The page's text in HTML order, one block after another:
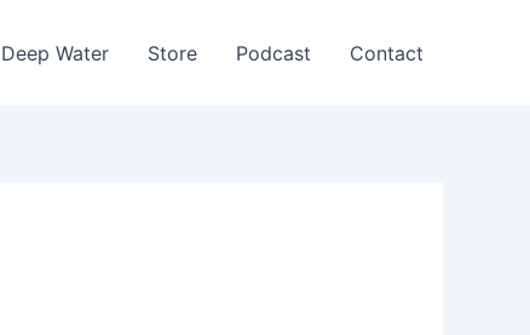
Deep Water Store Podcast Contact